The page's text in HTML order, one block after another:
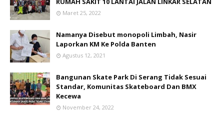
Maret 25, 2022
Namanya Disebut monopoli Limbah, Nasir
Laporkan KM Ke Polda Banten
Agustus 12, 2021
Bangunan Skate Park Di Serang Tidak Sesuai
Standar, Komunitas Skateboard Dan BMX
Kecewa
November 24, 2022